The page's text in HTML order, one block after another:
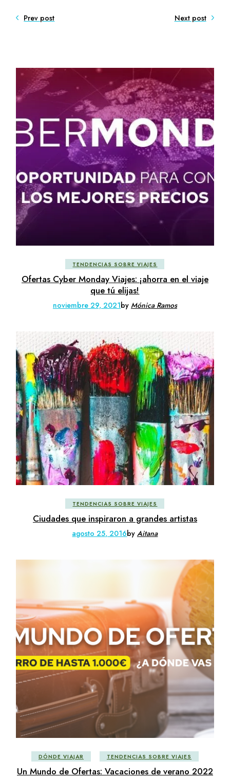
Prev post Next post
TENDENCIAS SOBRE VIAJES
Ofertas Cyber ​​Monday Viajes: ¡ahorra en el viaje
que tú elijas!
noviembre 29, 2021by Mónica Ramos
TENDENCIAS SOBRE VIAJES
Ciudades que inspiraron a grandes artistas
agosto 25, 2016byAitana
DÓNDE VIAJAR TENDENCIAS SOBRE VIAJES
Un Mundo de Ofertas: Vacaciones de verano 2022